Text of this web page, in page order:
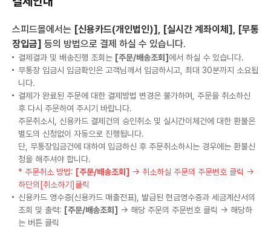
스피드몰에서는 [신용카드(개인법인)], [실시간 계좌이체], [무통
장입금] 등의 방법으로 결제 하실 수 있습니다.
결제결과 및 배송진행 조회는 [주문/배송조회] 에서 하실 수 있습니다.
무통장 입금시 입금확인은 고객님께서 입금하시고, 최대 30분까지 소요됩
니다.
결제가 완료된 주문에 대한 결제방법 변경은 불가하며, 주문을 취소하신
후 다시 주문하여 주시기 바랍니다.
주문취소시, 신용카드 결제건의 승인취소 및 실시간이체건에 대한 환불은
별도의 신청없이 자동으로 진행됩니다.
단, 무통장입금건에 대하여 입금하신 후 주문취소하시는 경우에는 환불신
청을 해주셔야 합니다.
* 주문취소 방법: [주문/배송조회] → 취소하실 주문의 주문번호 클릭 →
하단의[취소하기]클릭
신용카드 영수증(신용카드 매출전표), 발급된 현금영수증과 세금계산서의
조회 및 출력: [주문/배송조회] → 해당 주문의 주문번호 클릭 → 해당하
는 버튼 클릭